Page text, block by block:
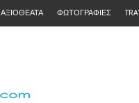
ΑΞΙΟΘΕΑΤΑ ΦΩΤΟΓΡΑΦΙΕΣ